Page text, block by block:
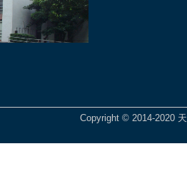
Copyright © 2014-2020